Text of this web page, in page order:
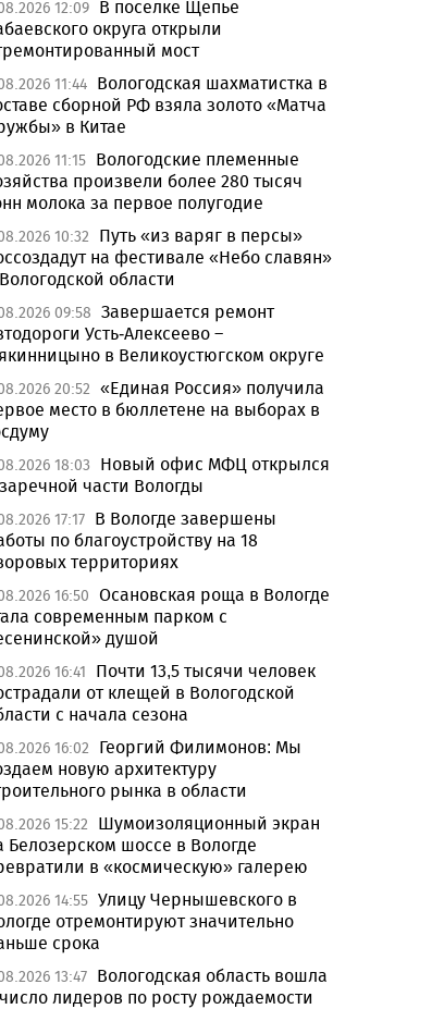
12:09 В поселке Щепье
округа открыли
мост
11:44 Вологодская шахматистка в
сборной РФ взяла золото «Матча
в Китае
11:15 Вологодские племенные
произвели более 280 тысяч
молока за первое полугодие
10:32
Путь «из варяг в персы»
на фестивале «Небо славян»
области
09:58 Завершается ремонт
Усть-Алексеево –
в Великоустюгском округе
20:52 «Единая Россия» получила
место в бюллетене на выборах в
18:03
Новый офис МФЦ открылся
части Вологды
17:17 В Вологде завершены
по благоустройству на 18
территориях
16:50 Осановская роща в Вологде
современным парком с
душой
16:41
Почти 13,5 тысячи человек
от клещей в Вологодской
с начала сезона
16:02
Георгий Филимонов: Мы
новую архитектуру
рынка в области
15:22
Шумоизоляционный экран
Белозерском шоссе в Вологде
в «космическую» галерею
14:55 Улицу Чернышевского в
отремонтируют значительно
срока
13:47 Вологодская область вошла
лидеров по росту рождаемости